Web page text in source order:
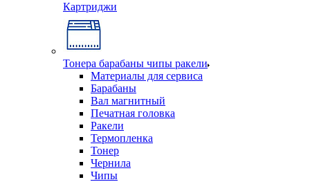
Картриджи
Тонера барабаны чипы ракели
Материалы для сервиса
Барабаны
Вал магнитный
Печатная головка
Ракели
Термопленка
Тонер
Чернила
Чипы